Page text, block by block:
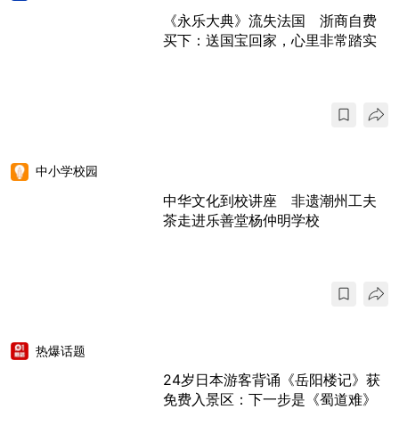
《永乐大典》流失法国 浙商自费
买下：送国宝回家，心里非常踏实
中小学校园
中华文化到校讲座 非遗潮州工夫
茶走进乐善堂杨仲明学校
热爆话题
24岁日本游客背诵《岳阳楼记》获
免费入景区：下一步是《蜀道难》